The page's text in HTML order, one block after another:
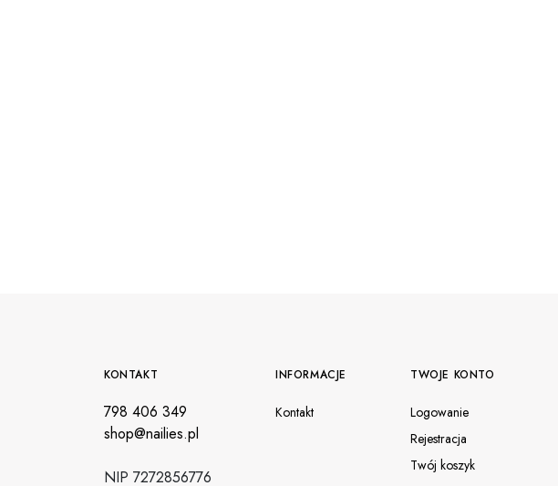
KONTAKT
798 406 349
shop@nailies.pl
NIP 7272856776
INFORMACJE
Kontakt
TWOJE KONTO
Logowanie
Rejestracja
Twój koszyk